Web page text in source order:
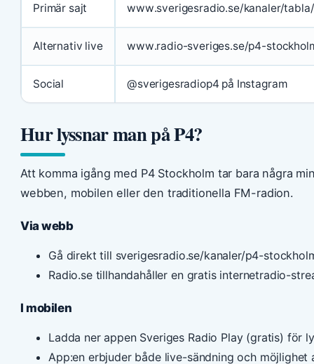
Primär sajt www.sverigesradio.se/kanaler/
Alternativ live www.radio-sveriges.se/p4-
Social @sverigesradiop4 på Instagram
Hur lyssnar man på P4?
Att komma igång med P4 Stockholm tar bara några
webben, mobilen eller den traditionella FM-radion.
Via webb
Gå direkt till sverigesradio.se/kanaler/p4-
Radio.se tillhandahåller en gratis internetradio-
I mobilen
Ladda ner appen Sveriges Radio Play (gratis) för
App:en erbjuder både live-sändning och